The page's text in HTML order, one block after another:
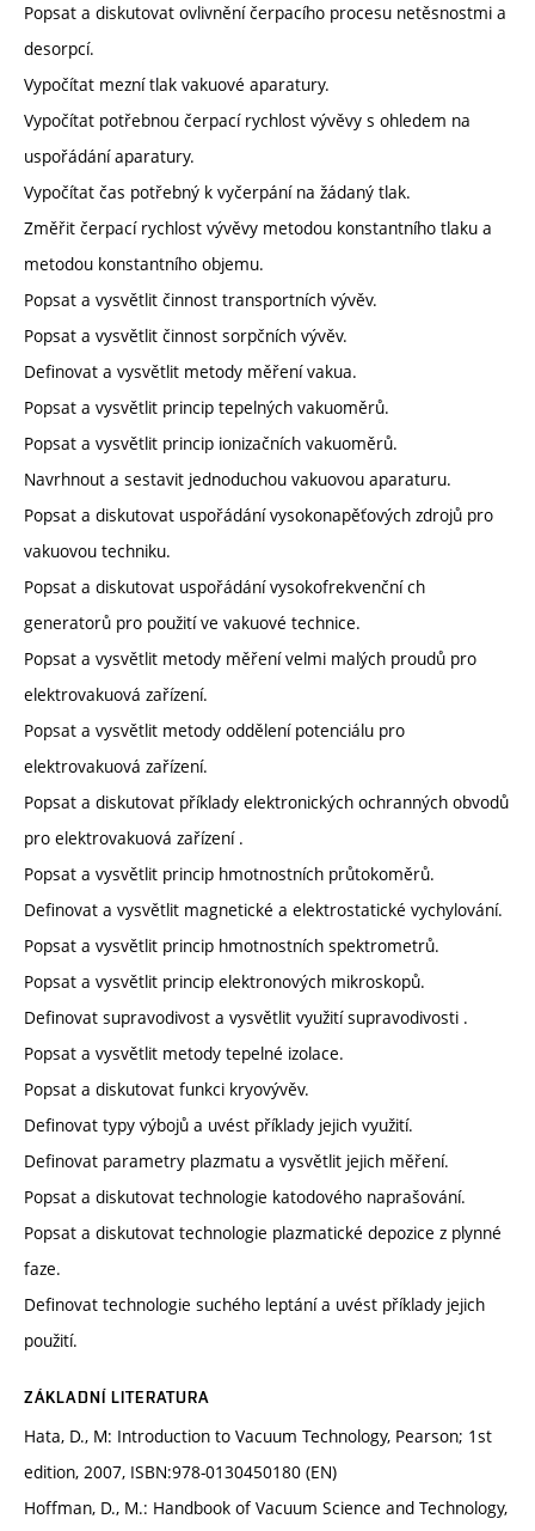
Popsat a diskutovat ovlivnění čerpacího procesu netěsnostmi a
desorpcí.
Vypočítat mezní tlak vakuové aparatury.
Vypočítat potřebnou čerpací rychlost vývěvy s ohledem na
uspořádání aparatury.
Vypočítat čas potřebný k vyčerpání na žádaný tlak.
Změřit čerpací rychlost vývěvy metodou konstantního tlaku a
metodou konstantního objemu.
Popsat a vysvětlit činnost transportních vývěv.
Popsat a vysvětlit činnost sorpčních vývěv.
Definovat a vysvětlit metody měření vakua.
Popsat a vysvětlit princip tepelných vakuoměrů.
Popsat a vysvětlit princip ionizačních vakuoměrů.
Navrhnout a sestavit jednoduchou vakuovou aparaturu.
Popsat a diskutovat uspořádání vysokonapěťových zdrojů pro
vakuovou techniku.
Popsat a diskutovat uspořádání vysokofrekvenční ch
generatorů pro použití ve vakuové technice.
Popsat a vysvětlit metody měření velmi malých proudů pro
elektrovakuová zařízení.
Popsat a vysvětlit metody oddělení potenciálu pro
elektrovakuová zařízení.
Popsat a diskutovat příklady elektronických ochranných obvodů
pro elektrovakuová zařízení .
Popsat a vysvětlit princip hmotnostních průtokoměrů.
Definovat a vysvětlit magnetické a elektrostatické vychylování.
Popsat a vysvětlit princip hmotnostních spektrometrů.
Popsat a vysvětlit princip elektronových mikroskopů.
Definovat supravodivost a vysvětlit využití supravodivosti .
Popsat a vysvětlit metody tepelné izolace.
Popsat a diskutovat funkci kryovývěv.
Definovat typy výbojů a uvést příklady jejich využití.
Definovat parametry plazmatu a vysvětlit jejich měření.
Popsat a diskutovat technologie katodového naprašování.
Popsat a diskutovat technologie plazmatické depozice z plynné
faze.
Definovat technologie suchého leptání a uvést příklady jejich
použití.
ZÁKLADNÍ LITERATURA
Hata, D., M: Introduction to Vacuum Technology, Pearson; 1st
edition, 2007, ISBN:978-0130450180 (EN)
Hoffman, D., M.: Handbook of Vacuum Science and Technology,